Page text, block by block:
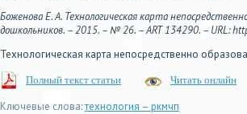
Боженова Е. А. Технологическая карта
дошкольников. – 2015. – № 26. – ART 134290. – URL:
Технологическая карта непосредственно
Полный текст статьи Читать онлайн
Ключевые слова:технология – ркмчп